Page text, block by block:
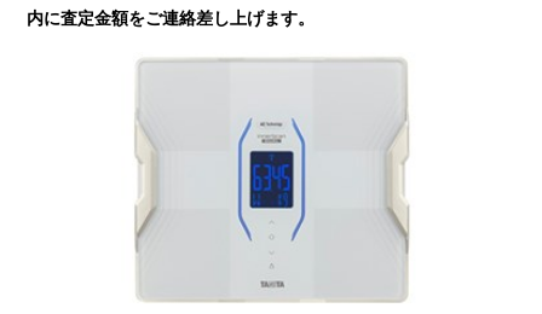
内に査定金額をご連絡差し上げます。